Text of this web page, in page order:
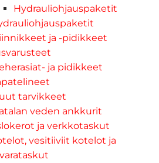
Hydrauliohjauspaketit
ja -pidikkeet
ja pidikkeet
tarvikkeet
veden ankkurit
ja verkkotaskut
vesitiiviit kotelot ja